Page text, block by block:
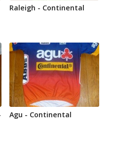
Raleigh - Continental
Agu - Continental